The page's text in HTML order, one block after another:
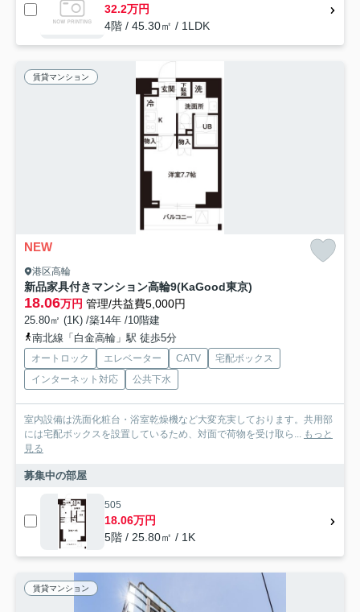
32.2万円
4階 / 45.30㎡ / 1LDK
賃貸マンション
NEW
港区高輪
新品家具付きマンション高輪9(KaGood東京)
18.06万円 管理/共益費5,000円
25.80㎡ (1K) /築14年 /10階建
南北線「白金高輪」駅 徒歩5分
オートロック エレベーター CATV
宅配ボックス
インターネット対応
公共下水
室内設備は洗面化粧台・浴室乾燥機など大変充実しております。共用部
には宅配ボックスを設置しているため、対面で荷物を受け取ら...
もっと
見る
募集中の部屋
505
18.06万円
5階 / 25.80㎡ / 1K
賃貸マンション